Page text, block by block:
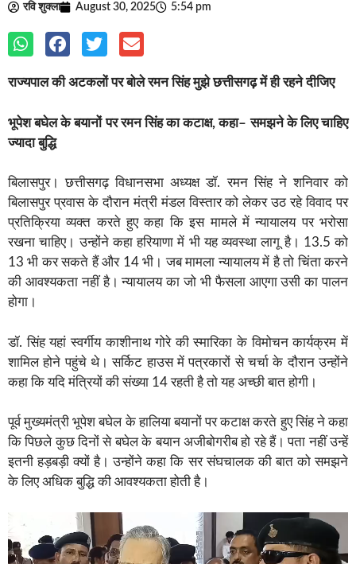
रवि शुक्ला August 30, 2025 5:54 pm
राज्यपाल की अटकलों पर बोले रमन सिंह मुझे छत्तीसगढ़ में ही रहने दीजिए
भूपेश बघेल के बयानों पर रमन सिंह का कटाक्ष, कहा– समझने के लिए चाहिए
ज्यादा बुद्धि
बिलासपुर। छत्तीसगढ़ विधानसभा अध्यक्ष डॉ. रमन सिंह ने शनिवार को
बिलासपुर प्रवास के दौरान मंत्री मंडल विस्तार को लेकर उठ रहे विवाद पर
प्रतिक्रिया व्यक्त करते हुए कहा कि इस मामले में न्यायालय पर भरोसा
रखना चाहिए। उन्होंने कहा हरियाणा में भी यह व्यवस्था लागू है। 13.5 को
13 भी कर सकते हैं और 14 भी। जब मामला न्यायालय में है तो चिंता करने
की आवश्यकता नहीं है। न्यायालय का जो भी फैसला आएगा उसी का पालन
होगा।
डॉ. सिंह यहां स्वर्गीय काशीनाथ गोरे की स्मारिका के विमोचन कार्यक्रम में
शामिल होने पहुंचे थे। सर्किट हाउस में पत्रकारों से चर्चा के दौरान उन्होंने
कहा कि यदि मंत्रियों की संख्या 14 रहती है तो यह अच्छी बात होगी।
पूर्व मुख्यमंत्री भूपेश बघेल के हालिया बयानों पर कटाक्ष करते हुए सिंह ने कहा
कि पिछले कुछ दिनों से बघेल के बयान अजीबोगरीब हो रहे हैं। पता नहीं उन्हें
इतनी हड़बड़ी क्यों है। उन्होंने कहा कि सर संघचालक की बात को समझने
के लिए अधिक बुद्धि की आवश्यकता होती है।